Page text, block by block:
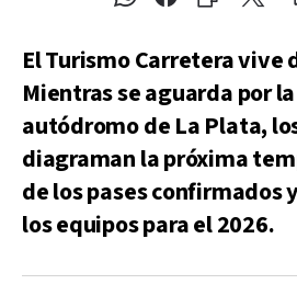
El Turismo Carretera vive
Mientras se aguarda por
autódromo de La Plata,
diagraman la próxima
de los pases confirmados
los equipos para el 2026.